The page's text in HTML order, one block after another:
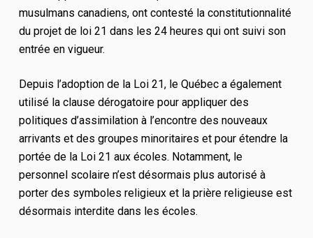
musulmans canadiens, ont contesté la constitutionnalité
du projet de loi 21 dans les 24 heures qui ont suivi son
entrée en vigueur.
Depuis l’adoption de la Loi 21, le Québec a également
utilisé la clause dérogatoire pour appliquer des
politiques d’assimilation à l’encontre des nouveaux
arrivants et des groupes minoritaires et pour étendre la
portée de la Loi 21 aux écoles. Notamment, le
personnel scolaire n’est désormais plus autorisé à
porter des symboles religieux et la prière religieuse est
désormais interdite dans les écoles.